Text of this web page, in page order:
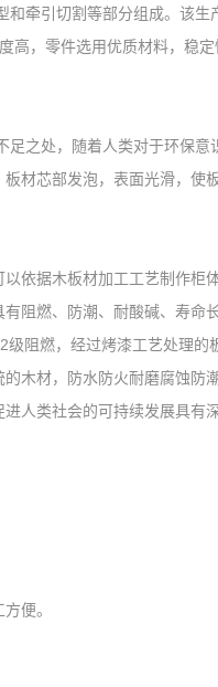
牵引切割等部分组成。该
，零件选用优质材料，稳
之处，随着人类对于环保
材芯部发泡，表面光滑，使
依据木板材加工工艺制作
阻燃、防潮、耐酸碱、寿
阻燃，经过烤漆工艺处理的
木材，防水防火耐磨腐蚀
人类社会的可持续发展具有深
便。